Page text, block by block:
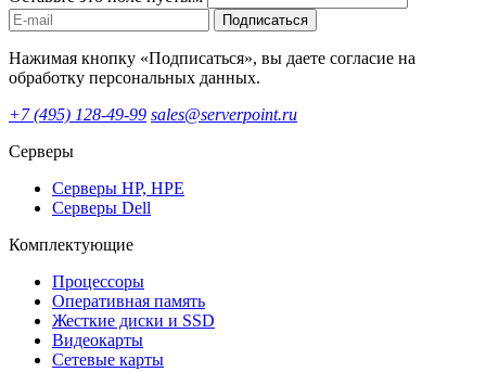
Подписаться
Нажимая кнопку «Подписаться», вы даете согласие на
обработку персональных данных.
+7 (495) 128-49-99 sales@serverpoint.ru
Серверы
Серверы HP, HPE
Серверы Dell
Комплектующие
Процессоры
Оперативная память
Жесткие диски и SSD
Видеокарты
Сетевые карты